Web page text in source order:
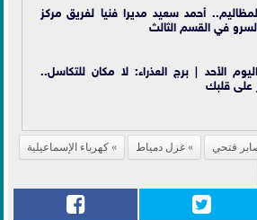
أحمد سعيد مديرا فنيا لفريق مركز
في القسم الثالث
الأحد | برج العذراء: لا مكان للتكاسل..
قلبك
فتحي غزل دمياط
كهرباء الإسماعيلية